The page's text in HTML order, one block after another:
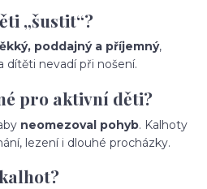
„šustit“?
poddajný a příjemný,
dítěti nevadí při nošení.
pro aktivní děti?
neomezoval pohyb. Kalhoty
lezení i dlouhé procházky.